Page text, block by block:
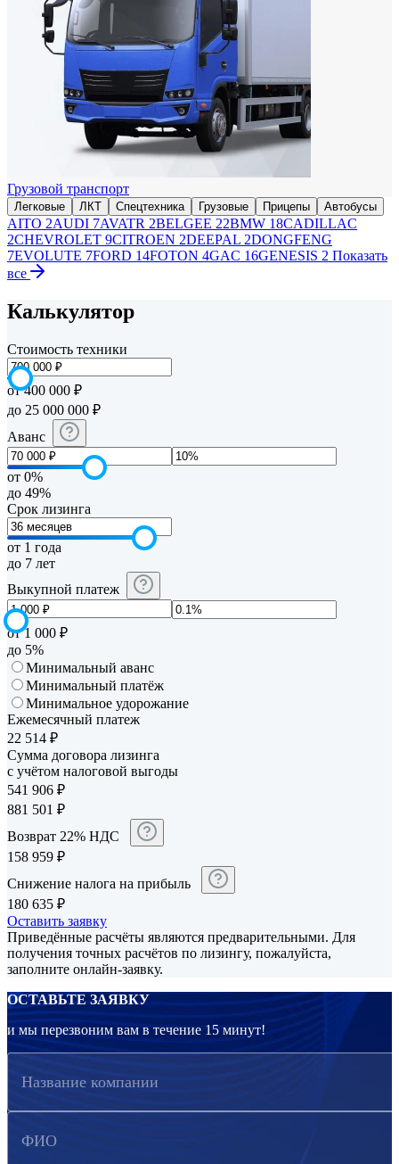
Грузовой транспорт
Легковые ЛКТ Спецтехника Грузовые Прицепы Автобусы
AITO 2AUDI 7AVATR 2BELGEE 22BMW 18CADILLAC
2CHEVROLET 9CITROEN 2DEEPAL 2DONGFENG
7EVOLUTE 7FORD 14FOTON 4GAC 16GENESIS 2 Показать
все
Калькулятор
Стоимость техники
от 400 000 ₽
до 25 000 000 ₽
Аванс
от 0%
до 49%
Срок лизинга
от 1 года
до 7 лет
Выкупной платеж
от 1 000 ₽
до 5%
Минимальный аванс
Минимальный платёж
Минимальное удорожание
Ежемесячный платеж
22 514 ₽
Сумма договора лизинга
с учётом налоговой выгоды
541 906 ₽
881 501 ₽
Возврат 22% НДС
158 959 ₽
Снижение налога на прибыль
180 635 ₽
Оставить заявку
Приведённые расчёты являются предварительными. Для
получения точных расчётов по лизингу, пожалуйста,
заполните онлайн-заявку.
ОСТАВЬТЕ ЗАЯВКУ
и мы перезвоним вам в течение 15 минут!
Название компании
ФИО